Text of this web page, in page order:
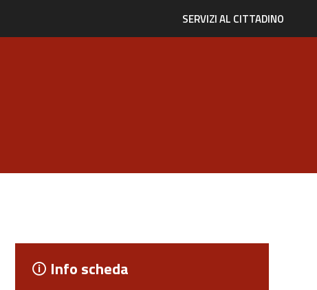
SERVIZI AL CITTADINO
Info scheda